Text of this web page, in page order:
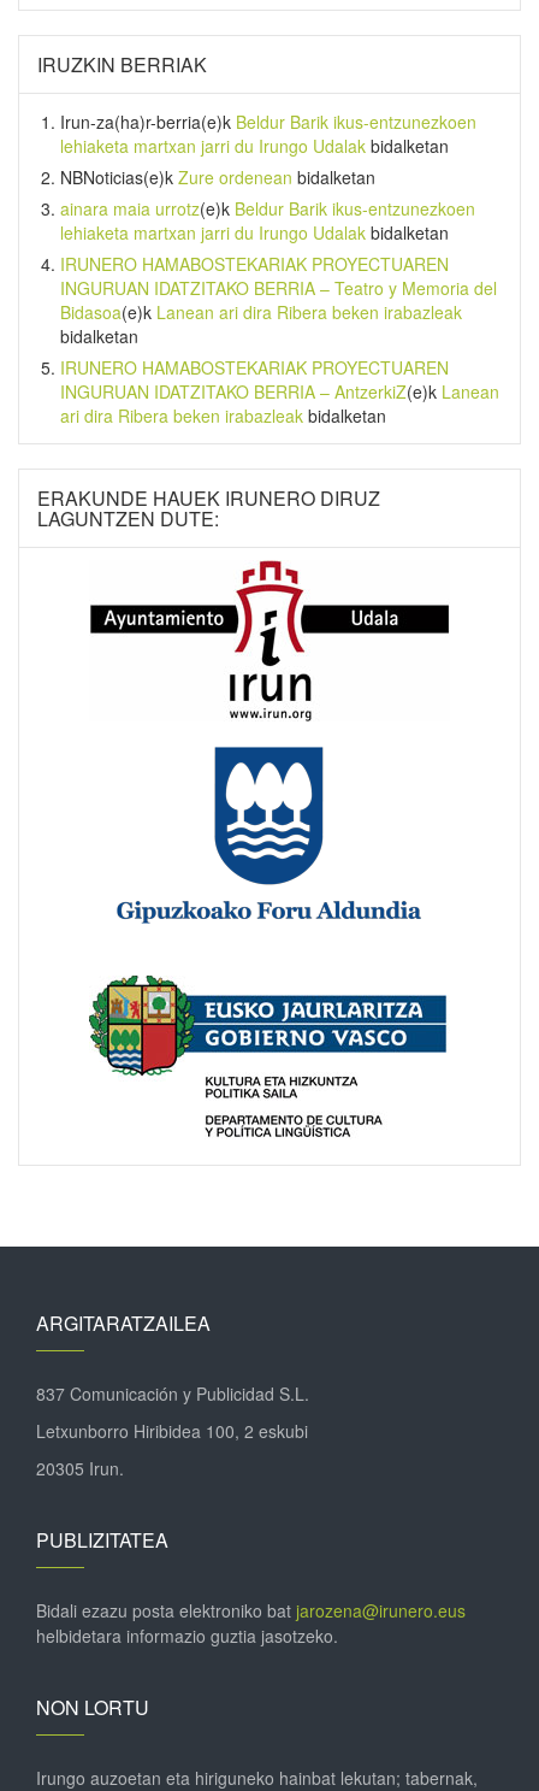
IRUZKIN BERRIAK
Irun-za(ha)r-berria(e)k Beldur Barik ikus-entzunezkoen
lehiaketa martxan jarri du Irungo Udalak bidalketan
NBNoticias(e)k Zure ordenean bidalketan
ainara maia urrotz(e)k Beldur Barik ikus-entzunezkoen
lehiaketa martxan jarri du Irungo Udalak bidalketan
IRUNERO HAMABOSTEKARIAK PROYECTUAREN
INGURUAN IDATZITAKO BERRIA – Teatro y Memoria del
Bidasoa(e)k Lanean ari dira Ribera beken irabazleak
bidalketan
IRUNERO HAMABOSTEKARIAK PROYECTUAREN
INGURUAN IDATZITAKO BERRIA – AntzerkiZ(e)k Lanean
ari dira Ribera beken irabazleak bidalketan
ERAKUNDE HAUEK IRUNERO DIRUZ
LAGUNTZEN DUTE:
ARGITARATZAILEA
837 Comunicación y Publicidad S.L.
Letxunborro Hiribidea 100, 2 eskubi
20305 Irun.
PUBLIZITATEA
Bidali ezazu posta elektroniko bat jarozena@irunero.eus
helbidetara informazio guztia jasotzeko.
NON LORTU
Irungo auzoetan eta hiriguneko hainbat lekutan; tabernak,